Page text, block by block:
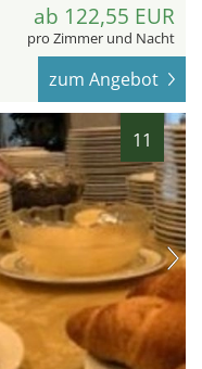
ab 122,55 EUR
pro Zimmer und Nacht
zum Angebot
11